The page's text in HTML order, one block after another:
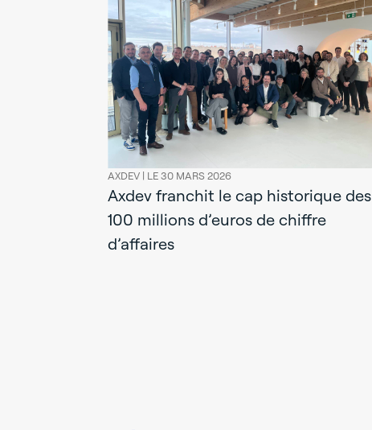
AXDEV | LE 30 MARS 2026
Axdev franchit le cap historique des
100 millions d’euros de chiffre
d’affaires